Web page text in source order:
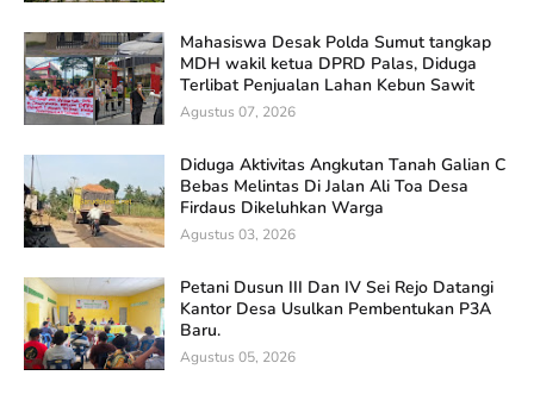
Mahasiswa Desak Polda Sumut tangkap
MDH wakil ketua DPRD Palas, Diduga
Terlibat Penjualan Lahan Kebun Sawit
Agustus 07, 2026
Diduga Aktivitas Angkutan Tanah Galian C
Bebas Melintas Di Jalan Ali Toa Desa
Firdaus Dikeluhkan Warga
Agustus 03, 2026
Petani Dusun III Dan IV Sei Rejo Datangi
Kantor Desa Usulkan Pembentukan P3A
Baru.
Agustus 05, 2026